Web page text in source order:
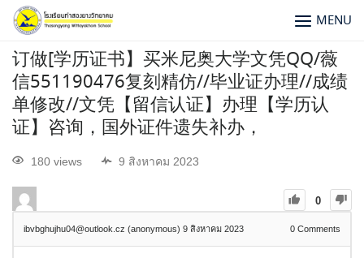
MENU
订做[学历证书】买米尼奥大学文凭QQ/薇
信551190476复刻精仿//毕业证办理//成绩
单修改//文凭【留信认证】办理【学历认
证】咨询，国外证件遗失补办，
180 views 9 สิงหาคม 2023
0
ibvbghujhu04@outlook.cz (anonymous) 9 สิงหาคม 2023 0 Comments